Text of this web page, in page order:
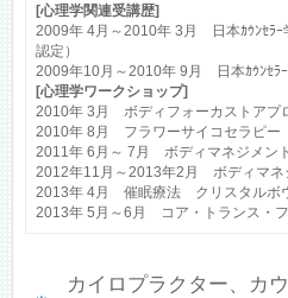
[心理学関連受講歴]
2009年 4月～2010年 3月 日本ｶｳﾝｾﾗｰ
認定）
2009年10月～2010年 9月 日本ｶｳﾝｾﾗｰ
[心理学ワークショップ]
2010年 3月 ボディフォーカストアプ
2010年 8月 フラワーサイコセラピー
2011年 6月～ 7月 ボディマネジメン
2012年11月～2013年2月 ボディマネ
2013年 4月 催眠療法 クリスタルボ
2013年 5月～6月 コア・トランス・
カイロプラクター、カ